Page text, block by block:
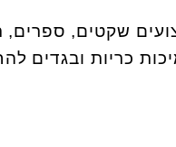
שקטים,
כריות ובגדים